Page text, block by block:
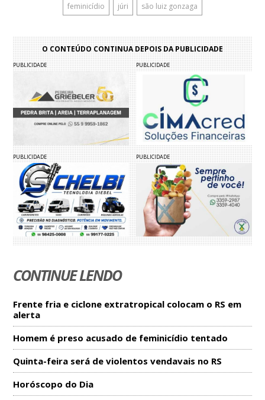
feminicídio júri são luiz gonzaga
O CONTEÚDO CONTINUA DEPOIS DA PUBLICIDADE
PUBLICIDADE PUBLICIDADE
PUBLICIDADE PUBLICIDADE
CONTINUE LENDO
Frente fria e ciclone extratropical colocam o RS em
alerta
Homem é preso acusado de feminicídio tentado
Quinta-feira será de violentos vendavais no RS
Horóscopo do Dia